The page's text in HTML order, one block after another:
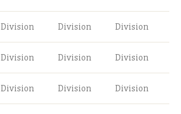
Division Division Division
Division Division Division
Division Division Division